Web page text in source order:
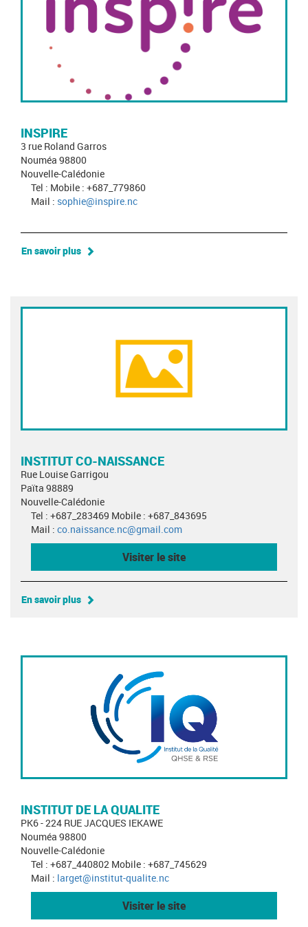
INSPIRE
3 rue Roland Garros
Nouméa 98800
Nouvelle-Calédonie
Tel : Mobile : +687_779860
Mail : sophie@inspire.nc
En savoir plus
INSTITUT CO-NAISSANCE
Rue Louise Garrigou
Païta 98889
Nouvelle-Calédonie
Tel : +687_283469 Mobile : +687_843695
Mail : co.naissance.nc@gmail.com
Visiter le site
En savoir plus
INSTITUT DE LA QUALITE
PK6 - 224 RUE JACQUES IEKAWE
Nouméa 98800
Nouvelle-Calédonie
Tel : +687_440802 Mobile : +687_745629
Mail : larget@institut-qualite.nc
Visiter le site